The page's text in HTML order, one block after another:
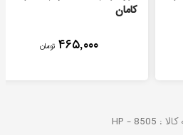
کامان
۴۶۵,۰۰۰ تومان
:
HP - 8505